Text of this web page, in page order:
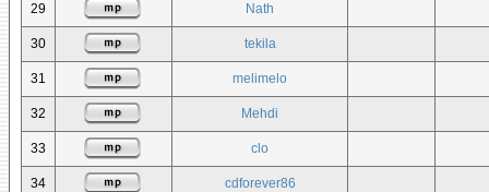
29 Nath
30 tekila
31 melimelo
32 Mehdi
33 clo
34 cdforever86